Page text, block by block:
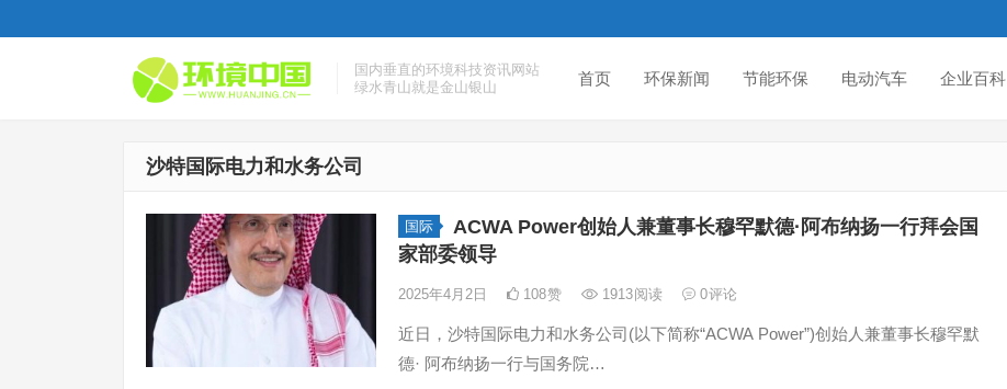
国内垂直的环境科技资讯网站
绿水青山就是金山银山
首页 环保新闻 节能环保 电动汽车 企业百科
沙特国际电力和水务公司
国际
ACWA Power创始人兼董事长穆罕默德·阿布纳扬一行拜会国
家部委领导
2025年4月2日 108赞 1913阅读 0评论
近日，沙特国际电力和水务公司(以下简称“ACWA Power”)创始人兼董事长穆罕默
德· 阿布纳扬一行与国务院…